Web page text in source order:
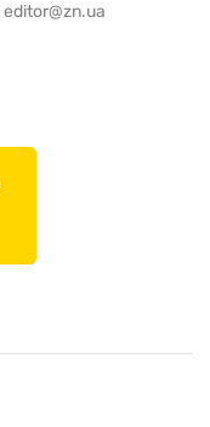
editor@zn.ua